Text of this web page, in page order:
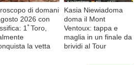
di domani
2026 con
1ﾟToro,
la vetta
Kasia Niewiadoma
doma il Mont
Ventoux: tappa e
maglia in un finale da
brividi al Tour